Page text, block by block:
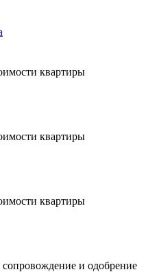
квартиры
квартиры
квартиры
и одобрение